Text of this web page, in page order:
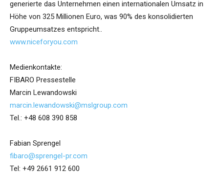
generierte das Unternehmen einen internationalen Umsatz in
Höhe von 325 Millionen Euro, was 90% des konsolidierten
Gruppeumsatzes entspricht..
www.niceforyou.com
Medienkontakte:
FIBARO Pressestelle
Marcin Lewandowski
marcin.lewandowski@mslgroup.com
Tel.: +48 608 390 858
Fabian Sprengel
fibaro@sprengel-pr.com
Tel: +49 2661 912 600